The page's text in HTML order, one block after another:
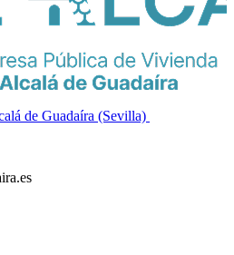
de Guadaíra (Sevilla)